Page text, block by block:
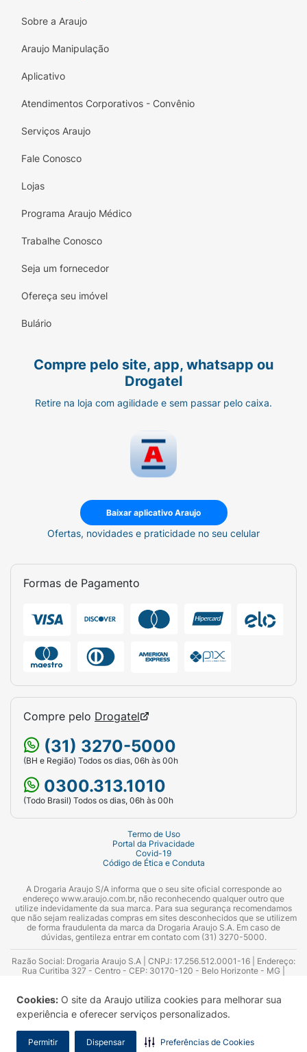
Cookies: O site da Araujo utiliza cookies para melhorar sua
experiência e oferecer serviços personalizados.
Permitir Dispensar Preferências de Cookies
Sobre a Araujo
Araujo Manipulação
Aplicativo
Atendimentos Corporativos - Convênio
Serviços Araujo
Fale Conosco
Lojas
Programa Araujo Médico
Trabalhe Conosco
Seja um fornecedor
Ofereça seu imóvel
Bulário
Compre pelo site, app, whatsapp ou
Drogatel
Retire na loja com agilidade e sem passar pelo caixa.
Baixar aplicativo Araujo
Ofertas, novidades e praticidade no seu celular
Formas de Pagamento
Compre pelo Drogatel
(31) 3270-5000
(BH e Região) Todos os dias, 06h às 00h
0300.313.1010
(Todo Brasil) Todos os dias, 06h às 00h
Termo de Uso
Portal da Privacidade
Covid-19
Código de Ética e Conduta
A Drogaria Araujo S/A informa que o seu site oficial corresponde ao
endereço www.araujo.com.br, não reconhecendo qualquer outro que
utilize indevidamente da sua marca. Para sua segurança recomendamos
que não sejam realizadas compras em sites desconhecidos que se utilizem
de forma fraudulenta da marca da Drogaria Araujo S.A. Em caso de
dúvidas, gentileza entrar em contato com (31) 3270-5000.
Razão Social: Drogaria Araujo S.A | CNPJ: 17.256.512.0001-16 | Endereço:
Rua Curitiba 327 - Centro - CEP: 30170-120 - Belo Horizonte - MG |
Azevedo Guimarães – CRF 10.965 | Yasmin Silva Alvarenga – CRF 52.584 -
Consultor substituto: Thiago Aguiar Pinheiro - CRF Nº 13.748. Alvará
Sanitário: 2025020713 | Autorização de Funcionamento da Empresa (AFE):